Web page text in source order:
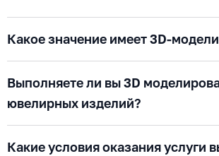
Какое значение имеет 3D-
Выполняете ли вы 3D
ювелирных изделий?
Какие условия оказания услуги